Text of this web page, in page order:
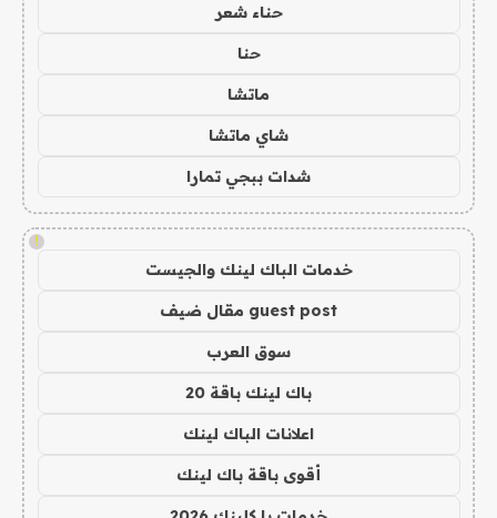
حناء شعر
حنا
ماتشا
شاي ماتشا
شدات ببجي تمارا
!
خدمات الباك لينك والجيست
guest post مقال ضيف
سوق العرب
باك لينك باقة 20
اعلانات الباك لينك
أقوى باقة باك لينك